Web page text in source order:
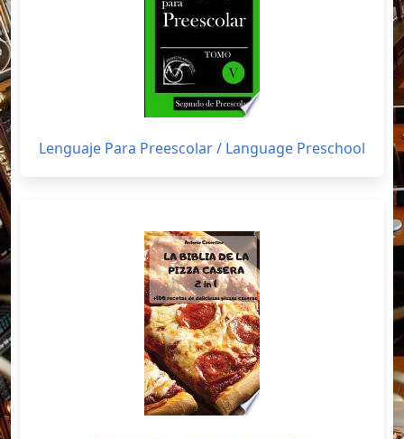
Lenguaje Para Preescolar / Language Preschool